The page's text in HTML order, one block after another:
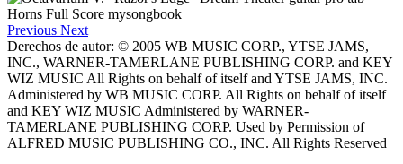
Previous Next
Derechos de autor: © 2005 WB MUSIC CORP., YTSE JAMS,
INC., WARNER-TAMERLANE PUBLISHING CORP. and KEY
WIZ MUSIC All Rights on behalf of itself and YTSE JAMS, INC.
Administered by WB MUSIC CORP. All Rights on behalf of itself
and KEY WIZ MUSIC Administered by WARNER-
TAMERLANE PUBLISHING CORP. Used by Permission of
ALFRED MUSIC PUBLISHING CO., INC. All Rights Reserved